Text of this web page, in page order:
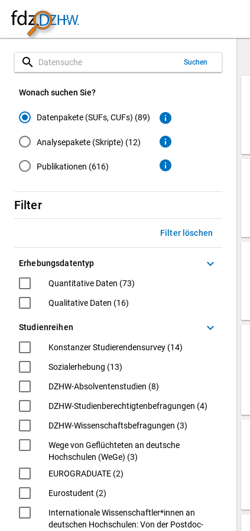
search Suchen
Wonach suchen Sie?
Datenpakete (SUFs, CUFs) (89)
Analysepakete (Skripte) (12)
Publikationen (616)
info
info
info
Filter
Filter löschen
Erhebungsdatentyp keyboard_arrow_down
Quantitative Daten (73)
Qualitative Daten (16)
Studienreihen keyboard_arrow_down
Konstanzer Studierendensurvey (14)
Sozialerhebung (13)
DZHW-Absolventenstudien (8)
DZHW-Studienberechtigtenbefragungen (4)
DZHW-Wissenschaftsbefragungen (3)
Wege von Geflüchteten an deutsche
Hochschulen (WeGe) (3)
EUROGRADUATE (2)
Eurostudent (2)
Internationale Wissenschaftler*innen an
deutschen Hochschulen: Von der Postdoc-